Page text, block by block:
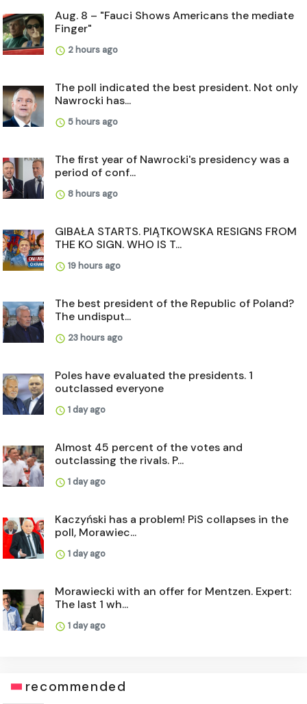
Aug. 8 – "Fauci Shows Americans the mediate
Finger"
2 hours ago
The poll indicated the best president. Not only
Nawrocki has...
5 hours ago
The first year of Nawrocki's presidency was a
period of conf...
8 hours ago
GIBAŁA STARTS. PIĄTKOWSKA RESIGNS FROM
THE KO SIGN. WHO IS T...
19 hours ago
The best president of the Republic of Poland?
The undisput...
23 hours ago
Poles have evaluated the presidents. 1
outclassed everyone
1 day ago
Almost 45 percent of the votes and
outclassing the rivals. P...
1 day ago
Kaczyński has a problem! PiS collapses in the
poll, Morawiec...
1 day ago
Morawiecki with an offer for Mentzen. Expert:
The last 1 wh...
1 day ago
recommended